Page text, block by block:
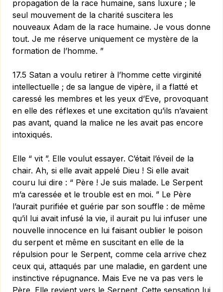
propagation de la race humaine, sans luxure ; le
seul mouvement de la charité suscitera les
nouveaux Adam de la race humaine. Je vous donne
tout. Je me réserve uniquement ce mystère de la
formation de l’homme. ”
17.5 Satan a voulu retirer à l’homme cette virginité
intellec­tuelle ; de sa langue de vipère, il a flatté et
caressé les membres et les yeux d’Eve, provoquant
en elle des réflexes et une excitation qu’ils n’avaient
pas avant, quand la malice ne les avait pas encore
intoxiqués.
Elle “ vit ”. Elle voulut essayer. C’était l’éveil de la
chair. Ah, si elle avait appelé Dieu ! Si elle avait
couru lui dire : “ Père ! Je suis malade. Le Serpent
m’a caressée et le trouble est en moi. ” Le Père
l’aurait purifiée et guérie par son souffle : de même
qu’il lui avait infusé la vie, il aurait pu lui infuser une
nouvelle innocence en lui faisant oublier le poison
du serpent et même en suscitant en elle de la
répulsion pour le Serpent, comme cela arrive chez
ceux qui, attaqués par une maladie, en gardent une
instinctive répugnance. Mais Eve ne va pas vers le
Père. Elle revient vers le Serpent. Cette sensation lui